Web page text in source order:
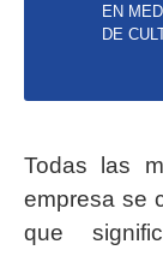
EN
DE
Todas las
empresa se
que